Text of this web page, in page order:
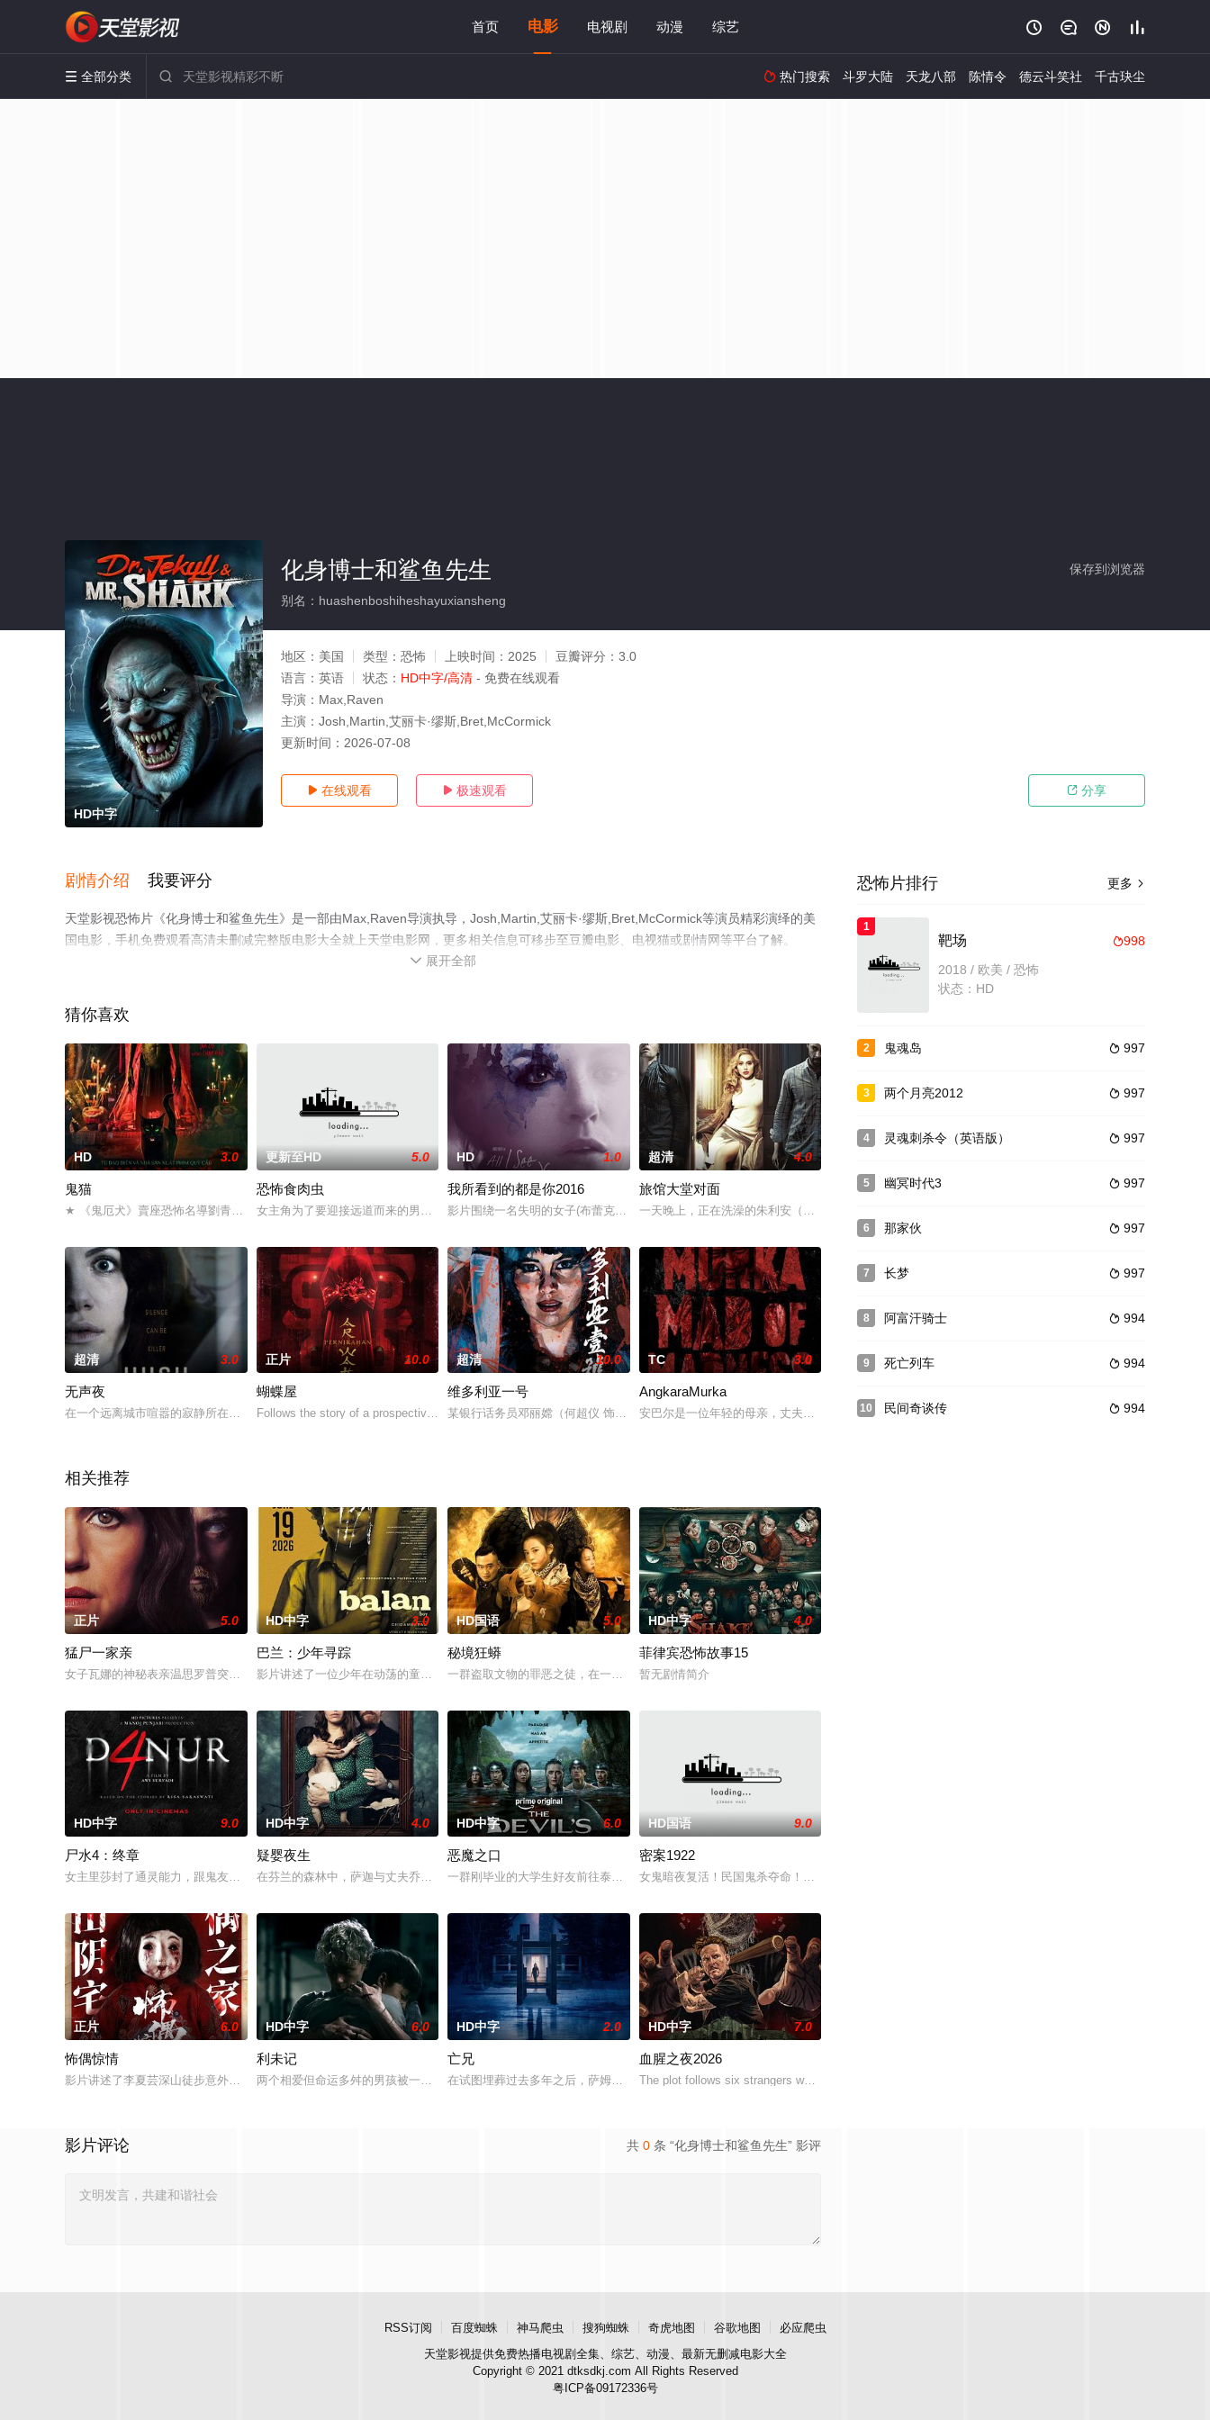
首页 电影 电视剧 动漫 综艺    
 全部分类   热门搜索 斗罗大陆 天龙八部 陈情令 德云斗笑社 千古玦尘
HD中字
保存到浏览器
化身博士和鲨鱼先生
别名：huashenboshiheshayuxiansheng
地区： 美国 类型： 恐怖 上映时间： 2025 豆瓣评分： 3.0
语言： 英语 状态： HD中字/高清 - 免费在线观看
导演： Max,Raven
主演： Josh,Martin,艾丽卡·缪斯,Bret,McCormick
更新时间： 2026-07-08
 在线观看  极速观看  分享
剧情介绍 我要评分
天堂影视恐怖片《化身博士和鲨鱼先生》是一部由Max,Raven导演执导，Josh,Martin,艾丽卡·缪斯,Bret,McCormick等演员精彩演绎的美
国电影，手机免费观看高清未删减完整版电影大全就上天堂电影网，更多相关信息可移步至豆瓣电影、电视猫或剧情网等平台了解。
 展开全部
猜你喜欢
HD 3.0
鬼猫
★ 《鬼厄犬》賣座恐怖名導劉青倫再創億萬懼作★ 啟發自越南恐怖民間傳說「鬼入床」★ 越南人氣選美皇后阮垂仙加盟演出★ 越
更新至HD 5.0
恐怖食肉虫
女主角为了要迎接远道而来的男友而在豪雨中出了家门。就当女主角接到男友时，没想到在镇上因为高压电的关系而巨大化的蠕虫开始袭
HD 1.0
我所看到的都是你2016
影片围绕一名失明的女子(布蕾克·莱弗利饰)和其丈夫展开(杰森·克拉克饰)，随着视力慢慢恢复，她看到了婚姻背后令人不安的真
超清 4.0
旅馆大堂对面
一天晚上，正在洗澡的朱利安（迈克·沃格尔 Mike Vogel饰）突然接到好朋友特里（丹尼尔·平诺 Daniel Pin
超清 3.0
无声夜
在一个远离城市喧嚣的寂静所在，迷离中央的木屋中，居住着美丽的聋哑女作家麦蒂·杨（凯特·西格尔 Kate Siegel 饰
正片 10.0
蝴蝶屋
Follows the story of a prospective husband and wife named Sa
超清 10.0
维多利亚一号
某银行话务员邓丽嫦（何超仪 饰）自幼生长在一个平民家庭，她始终有一个情结，那就是努力赚钱买一套可以看得见大海的房子。为了
TC 3.0
AngkaraMurka
安巴尔是一位年轻的母亲，丈夫神秘失踪后，她被迫在沙矿工作。但她面临的不仅仅是生活的艰辛，还有那些
相关推荐
正片 5.0
猛尸一家亲
女子瓦娜的神秘表亲温思罗普突然仓皇登门，身后还跟着一个来自异界的危险实体，对方如同附骨之疽，死咬着目标一路追杀而来。为了
HD中字 3.0
巴兰：少年寻踪
影片讲述了一位少年在动荡的童年中长大，母亲又突然失踪后，他踏上了寻母之旅。这不仅是对母亲下落的追寻，更是他探寻身世真相、
HD国语 5.0
秘境狂蟒
一群盗取文物的罪恶之徒，在一次盗宝途中遇到神秘事件集体神秘消失。20年后寻宝队成员周西川和周嫣然、乐明为寻找神秘宝藏归还
HD中字 4.0
菲律宾恐怖故事15
暂无剧情简介
HD中字 9.0
尸水4：终章
女主里莎封了通灵能力，跟鬼友断联多年，就想安安稳稳陪妹妹结婚。结果妹妹在老剧院求婚后直接被邪灵缠上，整个人性情大变，怪事
HD中字 4.0
疑婴夜生
在芬兰的森林中，萨迦与丈夫乔恩迎来了为人父母的新篇章。然而萨迦的喜悦被一股令人发寒的疑惧笼罩——她对新生儿产生了不为人知
HD中字 6.0
恶魔之口
一群刚毕业的大学生好友前往泰国海岸，开启步入社会前的最后一场冒险，慕名报名了名为 “恶魔之口” 的偏远洞穴潜水游览。此前
HD国语 9.0
密案1922
女鬼暗夜复活！民国鬼杀夺命！白米埋尸噬魂杀,鬼刃穿腹斩灵杀,女鬼点名要命！一幕幕连环鬼杀怵目惊心,令
正片 6.0
怖偶惊情
影片讲述了李夏芸深山徒步意外坠崖后闯入隐秘古宅求救，得男主人石桥留宿，却陷入更恐怖的诡异事件，包括布偶自行移动和夜半啼哭
HD中字 6.0
利未记
两个相爱但命运多舛的男孩被一个暴力的存在所纠缠，这个存在会以他们最想要的那个人——也就是彼此——的样子出现。
HD中字 2.0
亡兄
在试图埋葬过去多年之后，萨姆被迫回到了她空荡荡的童年故居，因为她得知了哥哥马修神秘死亡的消息。萨姆与她体贴的丈夫布雷迪、
HD中字 7.0
血腥之夜2026
The plot follows six strangers who enter a cash-prize endura
共 0 条 “化身博士和鲨鱼先生” 影评
影片评论
更多 
恐怖片排行
1
998
靶场
2018 / 欧美 / 恐怖
状态：HD
2  997
鬼魂岛
3  997
两个月亮2012
4  997
灵魂刺杀令（英语版）
5  997
幽冥时代3
6  997
那家伙
7  997
长梦
8  994
阿富汗骑士
9  994
死亡列车
10  994
民间奇谈传
RSS订阅 百度蜘蛛 神马爬虫 搜狗蜘蛛 奇虎地图 谷歌地图
必应爬虫
天堂影视提供免费热播电视剧全集、综艺、动漫、最新无删减电影大全
Copyright © 2021 dtksdkj.com All Rights Reserved
粤ICP备09172336号